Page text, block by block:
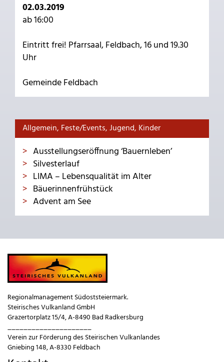
02.03.2019
ab 16:00
Eintritt frei! Pfarrsaal, Feldbach, 16 und 19.30
Uhr
Gemeinde Feldbach
Allgemein, Feste/Events, Jugend, Kinder
Ausstellungseröffnung ‘Bauernleben’
Silvesterlauf
LIMA – Lebensqualität im Alter
Bäuerinnenfrühstück
Advent am See
Regionalmanagement Südoststeiermark.
Steirisches Vulkanland GmbH
Grazertorplatz 15/4, A-8490 Bad Radkersburg
_____________________
Verein zur Förderung des Steirischen Vulkanlandes
Gniebing 148, A-8330 Feldbach